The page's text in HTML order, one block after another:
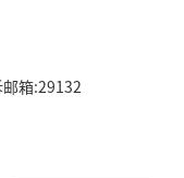
箱:29132